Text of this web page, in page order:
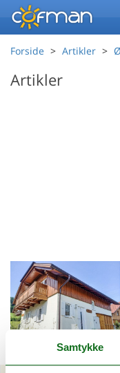
Forside Artikler
Artikler
Emne nr.: 301-
AT5581.200.1
Samtykke